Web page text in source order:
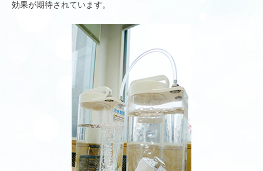
効果が期待されています。